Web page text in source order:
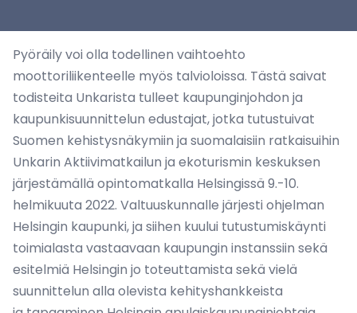
Pyöräily voi olla todellinen vaihtoehto
moottoriliikenteelle myös talvioloissa. Tästä saivat
todisteita Unkarista tulleet kaupunginjohdon ja
kaupunkisuunnittelun edustajat, jotka tutustuivat
Suomen kehistysnäkymiin ja suomalaisiin ratkaisuihin
Unkarin Aktiivimatkailun ja ekoturismin keskuksen
järjestämällä opintomatkalla Helsingissä 9.-10.
helmikuuta 2022. Valtuuskunnalle järjesti ohjelman
Helsingin kaupunki, ja siihen kuului tutustumiskäynti
toimialasta vastaavaan kaupungin instanssiin sekä
esitelmiä Helsingin jo toteuttamista sekä vielä
suunnittelun alla olevista kehityshankkeista